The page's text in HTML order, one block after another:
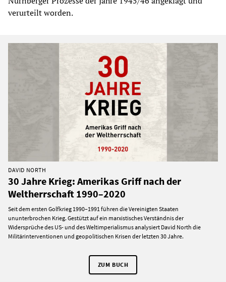
verurteilt worden.
DAVID NORTH
30 Jahre Krieg: Amerikas Griff nach der
Weltherrschaft 1990–2020
Seit dem ersten Golfkrieg 1990–1991 führen die Vereinigten Staaten
ununterbrochen Krieg. Gestützt auf ein marxistisches Verständnis der
Widersprüche des US- und des Weltimperialismus analysiert David North die
Militärinterventionen und geopolitischen Krisen der letzten 30 Jahre.
ZUM BUCH